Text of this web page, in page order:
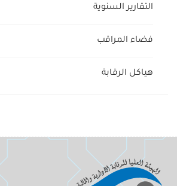
التقارير السنوية
فضاء المراقب
هياكل الرقابة